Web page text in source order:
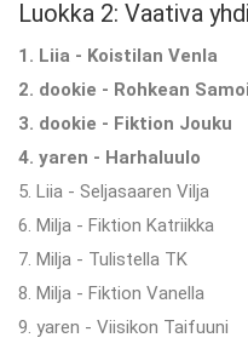
Luokka 2: Vaativa
1. Liia - Koistilan Venla
2. dookie - Rohkean
3. dookie - Fiktion Jouku
4. yaren - Harhaluulo
5. Liia - Seljasaaren Vilja
6. Milja - Fiktion Katriikka
7. Milja - Tulistella TK
8. Milja - Fiktion Vanella
9. yaren - Viisikon Taifuuni